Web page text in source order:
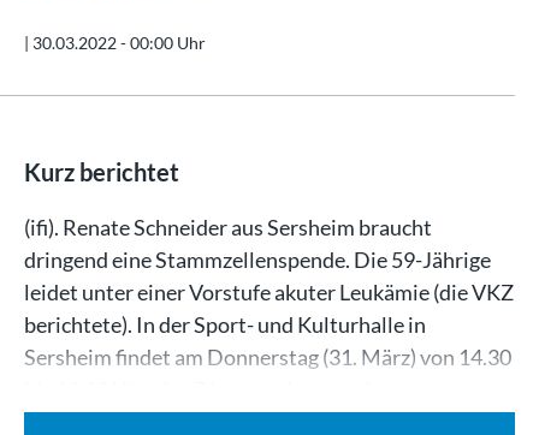
| 30.03.2022 - 00:00 Uhr
Kurz berichtet
(ifi). Renate Schneider aus Sersheim braucht
dringend eine Stammzellenspende. Die 59-Jährige
leidet unter einer Vorstufe akuter Leukämie (die VKZ
berichtete). In der Sport- und Kulturhalle in
Sersheim findet am Donnerstag (31. März) von 14.30